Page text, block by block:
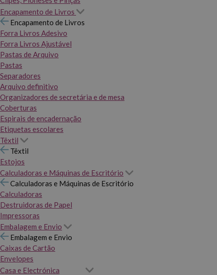
Encapamento de Livros
Encapamento de Livros
Forra Livros Adesivo
Forra Livros Ajustável
Pastas de Arquivo
Pastas
Separadores
Arquivo definitivo
Organizadores de secretária e de mesa
Coberturas
Espirais de encadernação
Etiquetas escolares
Têxtil
Têxtil
Estojos
Calculadoras e Máquinas de Escritório
Calculadoras e Máquinas de Escritório
Calculadoras
Destruidoras de Papel
Impressoras
Embalagem e Envio
Embalagem e Envio
Caixas de Cartão
Envelopes
Casa e Electrónica